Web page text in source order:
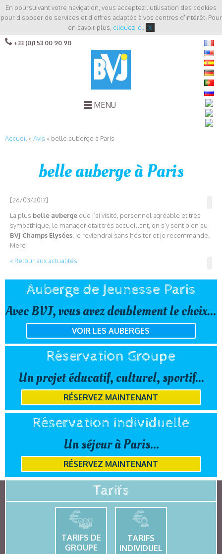
En poursuivant votre navigation, vous acceptez l'utilisation des cookies
pour disposer de services et d'offres adaptés à vos centres d'intérêt. Pour
en savoir plus, cliquez ici X
+33 (0)1 53 00 90 90
MENU
Accueil »Avis » belle auberge à Paris
belle auberge à Paris
[26/03/2017]
La plus belle auberge que j’ai visité, personnel agréable et très
sympathique, le manager était très accueillant, on s’y sent bien au
BVJ Champs Elysées. Je reviendrai sans hésiter et je recommande.
Merci
« Retour aux actualités
Auberge de Jeunesse Paris
Avec BVJ, vous avez doublement le choix...
VOIR LES AUBERGES
Réservation Groupe
Un projet éducatif, culturel, sportif...
RÉSERVEZ MAINTENANT
Réservation individuelle
Un séjour à Paris...
RÉSERVEZ MAINTENANT
Tarifs
TARIFS DE
GROUPE
TARIFS
INDIVIDUEL